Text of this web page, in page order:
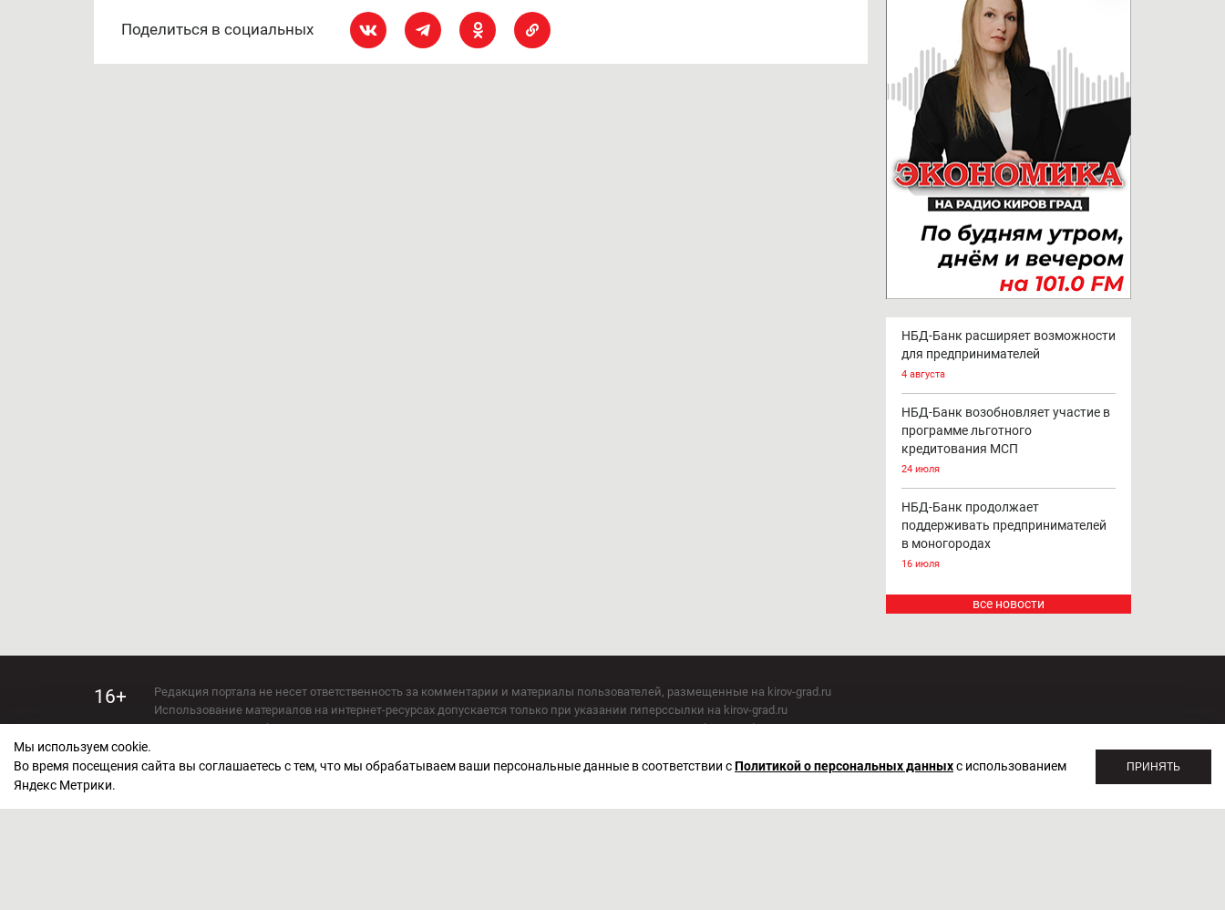
Поделиться в социальных
НБД-Банк расширяет возможности
для предпринимателей
4 августа
НБД-Банк возобновляет участие в
программе льготного
кредитования МСП
24 июля
НБД-Банк продолжает
поддерживать предпринимателей
в моногородах
16 июля
все новости
16+
Редакция портала не несет ответственность за комментарии и материалы пользователей, размещенные на kirov-grad.ru
Использование материалов на интернет-ресурсах допускается только при указании гиперссылки на kirov-grad.ru
Использование любых материалов настоящего СМИ допускается только при указании на ресурс: kirov-grad.ru
СМИ зарегистрировано Федеральной службой по надзору в сфере связи, информационных технологий и массовых коммуникаций 20.07.2018. Регистрационный номер ЭЛ №
Мы используем cookie.
Во время посещения сайта вы соглашаетесь с тем, что мы обрабатываем ваши персональные данные в соответствии сПолитикой о персональных данныхс использованием
Яндекс Метрики.
ПРИНЯТЬ